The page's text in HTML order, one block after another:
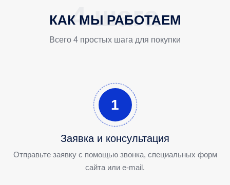
КАК МЫ РАБОТАЕМ
Всего 4 простых шага для покупки
1
Заявка и консультация
Отправьте заявку с помощью звонка, специальных форм
сайта или e-mail.